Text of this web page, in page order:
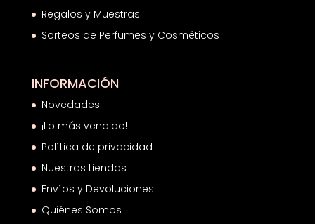
Regalos y Muestras
Sorteos de Perfumes y Cosméticos
INFORMACIÓN
Novedades
¡Lo más vendido!
Política de privacidad
Nuestras tiendas
Envíos y Devoluciones
Quiénes Somos